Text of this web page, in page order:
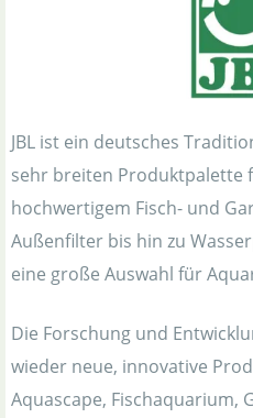
JBL ist ein deutsches
sehr breiten Produktpalette
hochwertigem Fisch- und
Außenfilter bis hin zu
eine große Auswahl für
Die Forschung und
wieder neue, innovative
Aquascape, Fischaquarium,